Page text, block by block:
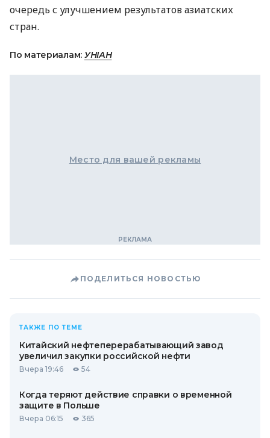
очередь с улучшением результатов азиатских
стран.
По материалам: УНІАН
Место для вашей рекламы
ПОДЕЛИТЬСЯ НОВОСТЬЮ
ТАКЖЕ ПО ТЕМЕ
Китайский нефтеперерабатывающий завод
увеличил закупки российской нефти
Вчера 19:46 54
Когда теряют действие справки о временной
защите в Польше
Вчера 06:15 365